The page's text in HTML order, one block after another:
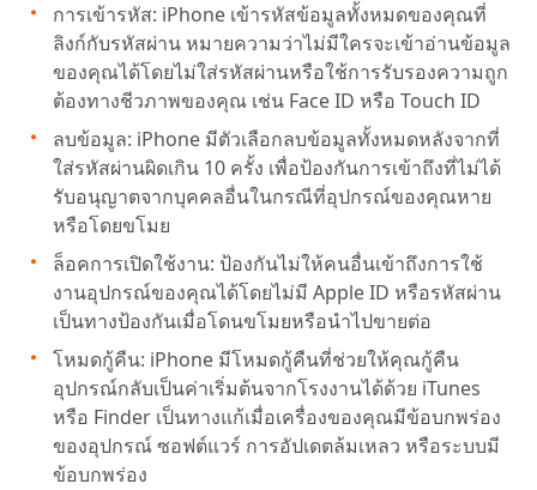
การเข้ารหัส: iPhone เข้ารหัสข้อมูลทั้งหมดของคุณที่
ลิงก์กับรหัสผ่าน หมายความว่าไม่มีใครจะเข้าอ่านข้อมูล
ของคุณได้โดยไม่ใส่รหัสผ่านหรือใช้การรับรองความถูก
ต้องทางชีวภาพของคุณ เช่น Face ID หรือ Touch ID
ลบข้อมูล: iPhone มีตัวเลือกลบข้อมูลทั้งหมดหลังจากที่
ใส่รหัสผ่านผิดเกิน 10 ครั้ง เพื่อป้องกันการเข้าถึงที่ไม่ได้
รับอนุญาตจากบุคคลอื่นในกรณีที่อุปกรณ์ของคุณหาย
หรือโดยขโมย
ล็อคการเปิดใช้งาน: ป้องกันไม่ให้คนอื่นเข้าถึงการใช้
งานอุปกรณ์ของคุณได้โดยไม่มี Apple ID หรือรหัสผ่าน
เป็นทางป้องกันเมื่อโดนขโมยหรือนำไปขายต่อ
โหมดกู้คืน: iPhone มีโหมดกู้คืนที่ช่วยให้คุณกู้คืน
อุปกรณ์กลับเป็นค่าเริ่มต้นจากโรงงานได้ด้วย iTunes
หรือ Finder เป็นทางแก้เมื่อเครื่องของคุณมีข้อบกพร่อง
ของอุปกรณ์ ซอฟต์แวร์ การอัปเดตล้มเหลว หรือระบบมี
ข้อบกพร่อง